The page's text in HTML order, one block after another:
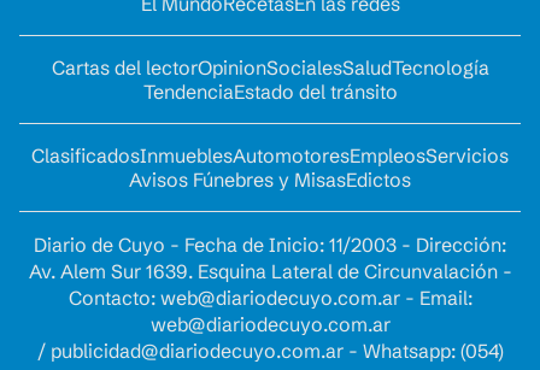
Cartas del lectorOpinionSocialesSaludTecnología
TendenciaEstado del tránsito
ClasificadosInmueblesAutomotoresEmpleosServicios
Avisos Fúnebres y MisasEdictos
Diario de Cuyo - Fecha de Inicio: 11/2003 - Dirección:
Av. Alem Sur 1639. Esquina Lateral de Circunvalación -
Contacto: web@diariodecuyo.com.ar- Email:
web@diariodecuyo.com.ar
/ publicidad@diariodecuyo.com.ar- Whatsapp: (054)